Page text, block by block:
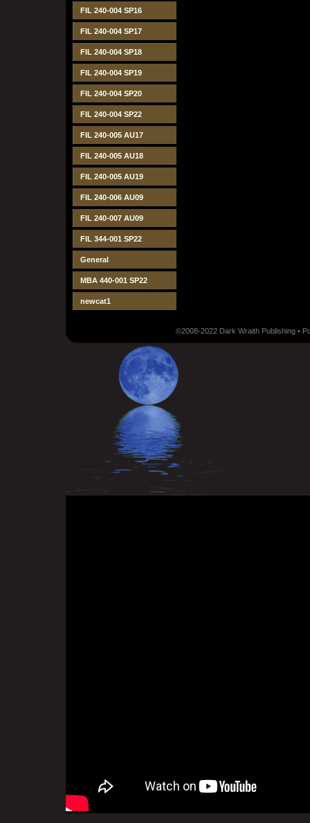
FIL 240-004 SP16
FIL 240-004 SP17
FIL 240-004 SP18
FIL 240-004 SP19
FIL 240-004 SP20
FIL 240-004 SP22
FIL 240-005 AU17
FIL 240-005 AU18
FIL 240-005 AU19
FIL 240-006 AU09
FIL 240-007 AU09
FIL 344-001 SP22
General
MBA 440-001 SP22
newcat1
©2008-2022 Dark Wraith Publishing •